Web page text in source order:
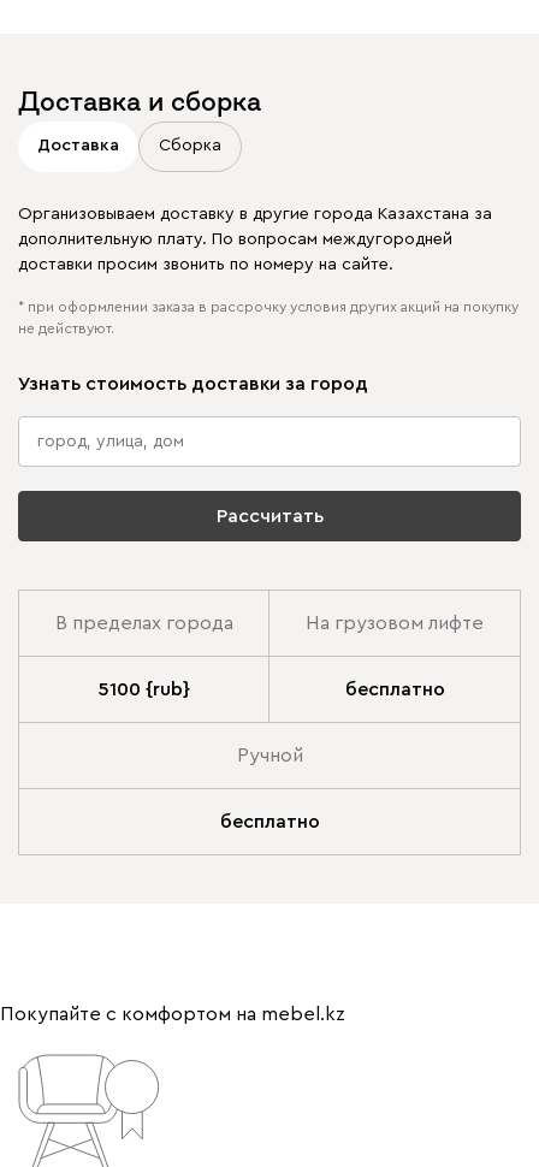
Доставка и сборка
Доставка Сборка
Организовываем доставку в другие города Казахстана за
дополнительную плату. По вопросам междугородней
доставки просим звонить по номеру на сайте.
* при оформлении заказа в рассрочку условия других акций на покупку
не действуют.
Узнать стоимость доставки за город
Рассчитать
В пределах города На грузовом лифте
5100 {rub} бесплатно
Ручной
бесплатно
Покупайте с комфортом на mebel.kz